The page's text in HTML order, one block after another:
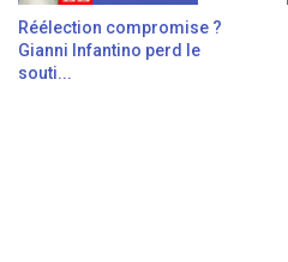
Réélection compromise ?
Gianni Infantino perd le
souti...